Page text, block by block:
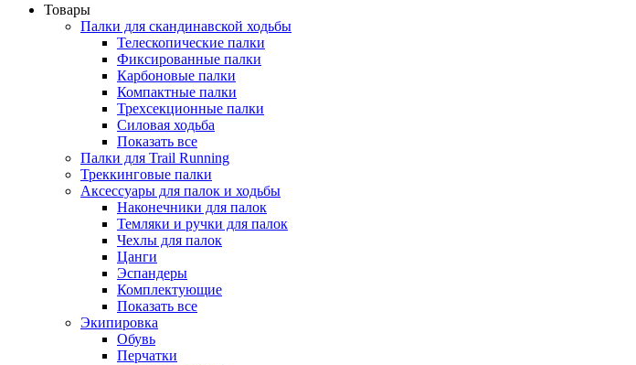
Товары
Палки для скандинавской ходьбы
Телескопические палки
Фиксированные палки
Карбоновые палки
Компактные палки
Трехсекционные палки
Силовая ходьба
Показать все
Палки для Trail Running
Треккинговые палки
Аксессуары для палок и ходьбы
Наконечники для палок
Темляки и ручки для палок
Чехлы для палок
Цанги
Эспандеры
Комплектующие
Показать все
Экипировка
Обувь
Перчатки